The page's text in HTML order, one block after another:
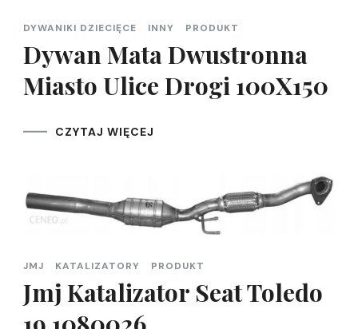
DYWANIKI DZIECIĘCE INNY PRODUKT
Dywan Mata Dwustronna
Miasto Ulice Drogi 100X150
CZYTAJ WIĘCEJ
JMJ KATALIZATORY PRODUKT
Jmj Katalizator Seat Toledo